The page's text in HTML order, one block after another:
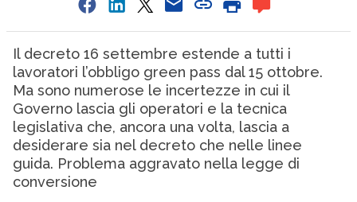
Il decreto 16 settembre estende a tutti i
lavoratori l’obbligo green pass dal 15 ottobre.
Ma sono numerose le incertezze in cui il
Governo lascia gli operatori e la tecnica
legislativa che, ancora una volta, lascia a
desiderare sia nel decreto che nelle linee
guida. Problema aggravato nella legge di
conversione